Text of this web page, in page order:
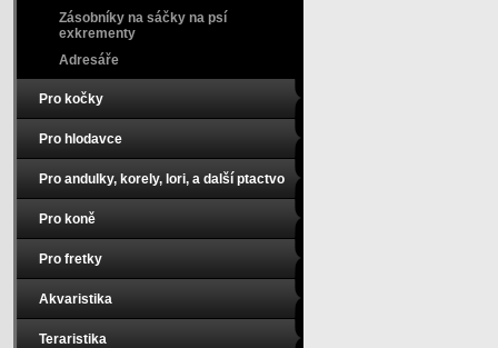
Zásobníky na sáčky na psí
exkrementy
Adresáře
Pro kočky
Pro hlodavce
Pro andulky, korely, lori, a další ptactvo
Pro koně
Pro fretky
Akvaristika
Teraristika